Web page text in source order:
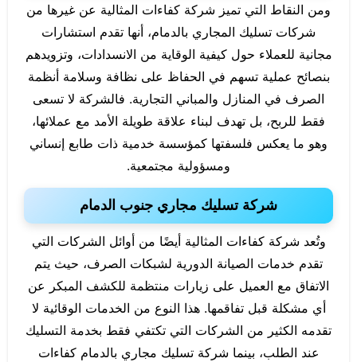
ومن النقاط التي تميز شركة كفاءات المثالية عن غيرها من
شركات تسليك المجاري بالدمام، أنها تقدم استشارات
مجانية للعملاء حول كيفية الوقاية من الانسدادات، وتزويدهم
بنصائح عملية تسهم في الحفاظ على نظافة وسلامة أنظمة
الصرف في المنازل والمباني التجارية. فالشركة لا تسعى
فقط للربح، بل تهدف لبناء علاقة طويلة الأمد مع عملائها،
وهو ما يعكس فلسفتها كمؤسسة خدمية ذات طابع إنساني
ومسؤولية مجتمعية.
شركة تسليك مجاري جنوب الدمام
وتُعد شركة كفاءات المثالية أيضًا من أوائل الشركات التي
تقدم خدمات الصيانة الدورية لشبكات الصرف، حيث يتم
الاتفاق مع العميل على زيارات منتظمة للكشف المبكر عن
أي مشكلة قبل تفاقمها. هذا النوع من الخدمات الوقائية لا
تقدمه الكثير من الشركات التي تكتفي فقط بخدمة التسليك
عند الطلب، بينما شركة تسليك مجاري بالدمام كفاءات